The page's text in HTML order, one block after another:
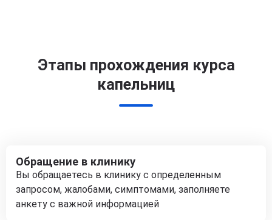
Этапы прохождения курса
капельниц
Обращение в клинику
Вы обращаетесь в клинику с определенным
запросом, жалобами, симптомами, заполняете
анкету с важной информацией